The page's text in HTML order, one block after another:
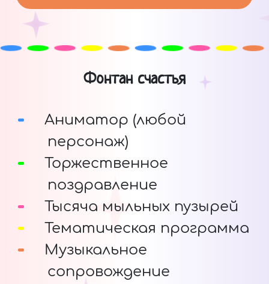
Фонтан счастья
Аниматор (любой
персонаж)
Торжественное
поздравление
Тысяча мыльных пузырей
Тематическая программа
Музыкальное
сопровождение